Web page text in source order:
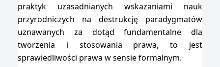
praktyk uzasadnianych wskazaniami nauk
przyrodniczych na destrukcję paradygmatów
uznawanych za dotąd fundamentalne dla
tworzenia i stosowania prawa, to jest
sprawiedliwości prawa w sensie formalnym.